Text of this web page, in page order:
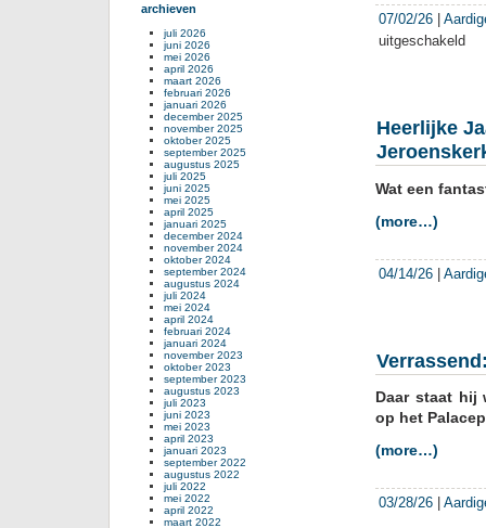
07/02/26
uitgeschakeldvoor
op
één
dag
Heerlijke
Wat een
(more…)
04/14/26
Daar staat hij
op het
(more…)
03/28/26
archieven
juli 2026
juni 2026
mei 2026
april 2026
maart 2026
februari 2026
januari 2026
december 2025
november 2025
oktober 2025
september 2025
augustus 2025
juli 2025
juni 2025
mei 2025
april 2025
januari 2025
december 2024
november 2024
oktober 2024
september 2024
augustus 2024
juli 2024
mei 2024
april 2024
februari 2024
januari 2024
november 2023
oktober 2023
september 2023
augustus 2023
juli 2023
juni 2023
mei 2023
april 2023
januari 2023
september 2022
augustus 2022
juli 2022
mei 2022
april 2022
maart 2022